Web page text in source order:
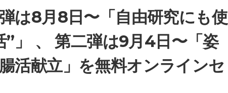
は8月8日〜「自由研究にも使
”」 、 第二弾は9月4日〜「姿
活献立」を無料オンラインセ